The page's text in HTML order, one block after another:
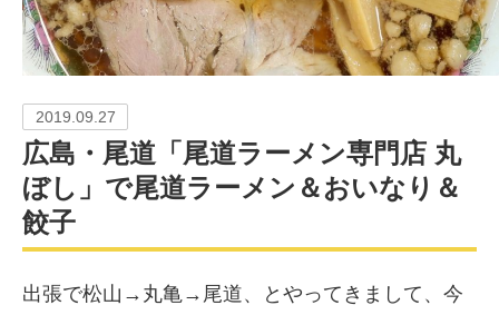
2019.09.27
広島・尾道「尾道ラーメン専門店 丸
ぼし」で尾道ラーメン＆おいなり＆
餃子
出張で松山→丸亀→尾道、とやってきまして、今